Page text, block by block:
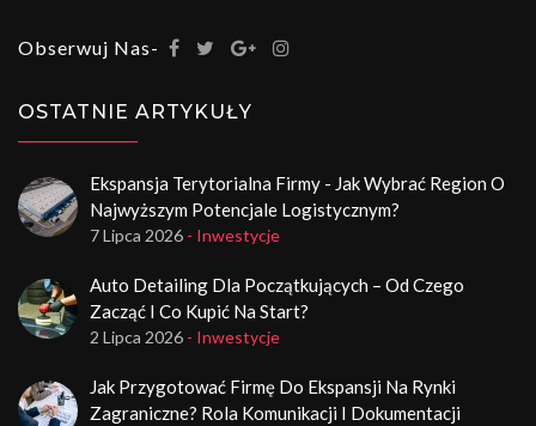
Obserwuj Nas-
OSTATNIE ARTYKUŁY
Ekspansja Terytorialna Firmy - Jak Wybrać Region O
Najwyższym Potencjale Logistycznym?
7 Lipca 2026 - Inwestycje
Auto Detailing Dla Początkujących – Od Czego
Zacząć I Co Kupić Na Start?
2 Lipca 2026 - Inwestycje
Jak Przygotować Firmę Do Ekspansji Na Rynki
Zagraniczne? Rola Komunikacji I Dokumentacji